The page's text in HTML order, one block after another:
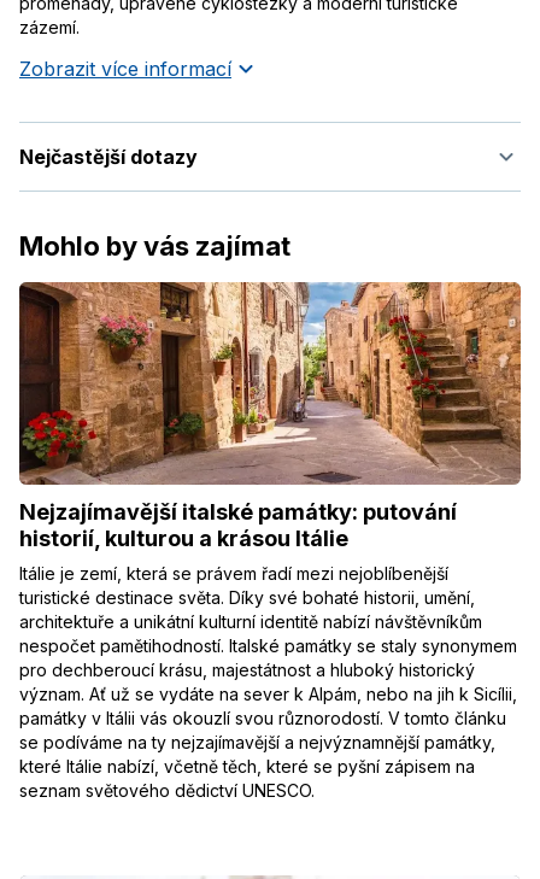
zázemí.
Zobrazit více informací
Nejčastější dotazy
Mohlo by vás zajímat
Nejzajímavější italské památky: putování
historií, kulturou a krásou Itálie
Itálie je zemí, která se právem řadí mezi nejoblíbenější
turistické destinace světa. Díky své bohaté historii, umění,
architektuře a unikátní kulturní identitě nabízí návštěvníkům
nespočet pamětihodností. Italské památky se staly synonymem
pro dechberoucí krásu, majestátnost a hluboký historický
význam. Ať už se vydáte na sever k Alpám, nebo na jih k Sicílii,
památky v Itálii vás okouzlí svou různorodostí. V tomto článku
se podíváme na ty nejzajímavější a nejvýznamnější památky,
které Itálie nabízí, včetně těch, které se pyšní zápisem na
seznam světového dědictví UNESCO.